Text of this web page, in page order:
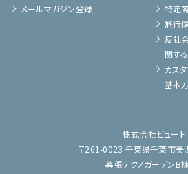
メールマガジン登録
特定
旅行
反社
関す
カス
基本
株式会社ビュート
〒261-0023 千葉県千葉市美
幕張テクノガーデンB